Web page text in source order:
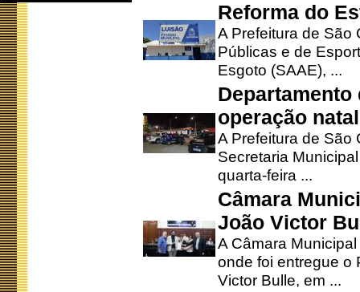
Reforma do
A Prefeitura de São
Públicas e de
Esgoto (SAAE), ...
operação
A Prefeitura de São
Secretaria
quarta-feira ...
Câmara
João Victor
A Câmara
onde foi entregue o
Victor Bulle, em ...